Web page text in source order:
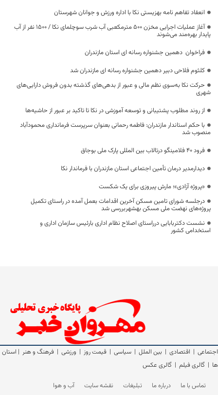
انعقاد تفاهم نامه بهزیستی نکا با اداره ورزش و جوانان شهرستان
آغاز عملیات اجرایی مخزن ۵۰۰ مترمکعبی آب شرب سوچلمای نکا / ۱۵۰۰ نفر از آب
پایدار بهره‌مند می‌شوند
فراخوان دهمین جشنواره رسانه ای استان مازندران
کلثوم فلاحی دبیر دهمین جشنواره رسانه ای مازندران شد
حرکت نکا به‌سوی نظم مالی و عبور از بدهی‌های گذشته بدون فروش دارایی‌های
شهری
از روند مطلوب پشتیبانی و توسعه آموزشی در نکا تا تاکید بر عبور از حاشیه‌ها
با حکم استاندار مازندران: فاطمه رحمانی بعنوان سرپرست فرمانداری محمودآباد
منصوب شد
فرود ۴۰ فلامینگو درتالاب بین المللی پارک ملی بوجاق
دیدارمدیر درمان تأمین اجتماعی استان مازندران با فرماندار نکا
«پروژه آزادی»؛ مارش پیروزی برای یک شکست
درجلسه شورای تامین مسکن آخرین اقدامات بعمل آمده در راستای تکمیل
پروژه‌های نهضت ملی مسکن بهشهربررسی شد
نشست دکتربابایی درراستای اصلاح نظام اداری بارئیس سازمان اداری و
استخدامی کشور
اجتماعی | اقتصادی | بین الملل | سیاسی | قیمت روز | ورزشی | فرهنگ و هنر | استان
ها | گالری فیلم | گالری عکس
تماس با ما درباره ما تبلیغات نقشه سایت آب و هوا